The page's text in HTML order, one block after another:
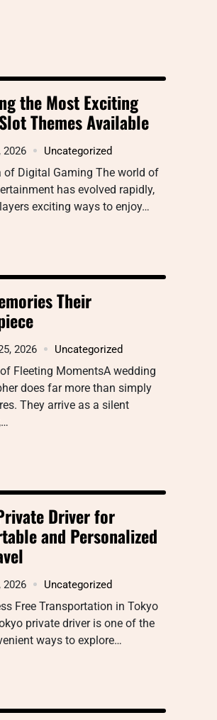
the Most Exciting
Themes Available
2026 Uncategorized
of Digital Gaming The world of
has evolved rapidly,
exciting ways to enjoy…
Their
2026 Uncategorized
Fleeting MomentsA wedding
does far more than simply
They arrive as a silent
Driver for
and Personalized
2026 Uncategorized
Free Transportation in Tokyo
private driver is one of the
ways to explore…